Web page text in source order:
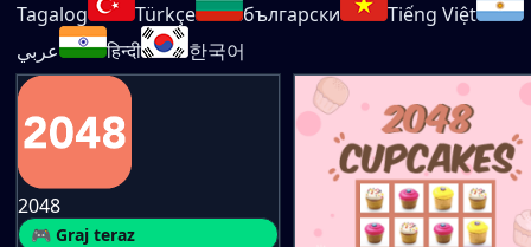
Tagalog
Türkçe български
Tiếng Việt
عربي
हिन्दी 한국어
2048
🎮 Graj teraz